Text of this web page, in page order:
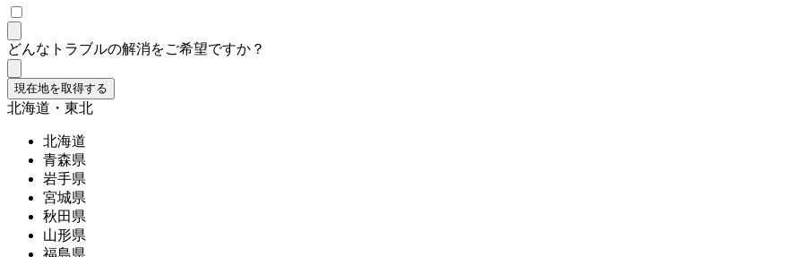
どんなトラブルの解消をご希望ですか？
現在地を取得する
北海道・東北
北海道
青森県
岩手県
宮城県
秋田県
山形県